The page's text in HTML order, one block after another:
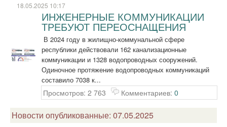
18.05.2025 10:17
ИНЖЕНЕРНЫЕ КОММУНИКАЦИИ
ТРЕБУЮТ ПЕРЕОСНАЩЕНИЯ
В 2024 году в жилищно-коммунальной сфере
республики действовали 162 канализационные
коммуникации и 1328 водопроводных сооружений.
Одиночное протяжение водопроводных коммуникаций
составило 7038 к...
Просмотров: 2 763 Комментариев: 0
Новости опубликованные: 07.05.2025